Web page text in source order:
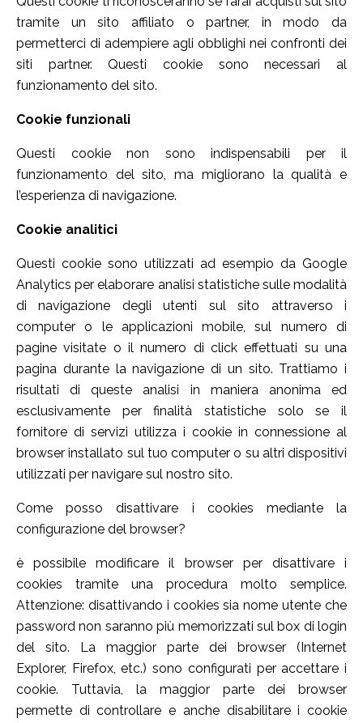
tramite un sito affiliato o partner, in modo da
permetterci di adempiere agli obblighi nei confronti dei
siti partner. Questi cookie sono necessari al
funzionamento del sito.
Cookie funzionali
Questi cookie non sono indispensabili per il
funzionamento del sito, ma migliorano la qualità e
l’esperienza di navigazione.
Cookie analitici
Questi cookie sono utilizzati ad esempio da Google
Analytics per elaborare analisi statistiche sulle modalità
di navigazione degli utenti sul sito attraverso i
computer o le applicazioni mobile, sul numero di
pagine visitate o il numero di click effettuati su una
pagina durante la navigazione di un sito. Trattiamo i
risultati di queste analisi in maniera anonima ed
esclusivamente per finalità statistiche solo se il
fornitore di servizi utilizza i cookie in connessione al
browser installato sul tuo computer o su altri dispositivi
utilizzati per navigare sul nostro sito.
Come posso disattivare i cookies mediante la
configurazione del browser?
è possibile modificare il browser per disattivare i
cookies tramite una procedura molto semplice.
Attenzione: disattivando i cookies sia nome utente che
password non saranno più memorizzati sul box di login
del sito. La maggior parte dei browser (Internet
Explorer, Firefox, etc.) sono configurati per accettare i
cookie. Tuttavia, la maggior parte dei browser
permette di controllare e anche disabilitare i cookie